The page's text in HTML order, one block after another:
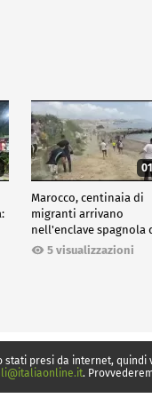
Marocco, centinaia di
migranti arrivano
nell'enclave spagnola
Ceuta5 visualizzazioni
stati presi da internet,
.